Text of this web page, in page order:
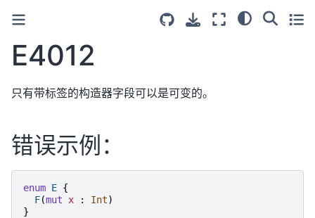
E4012
只有带标签的构造器字段可以是可变的。
错误示例：
enum E {
F(mut x : Int)
}